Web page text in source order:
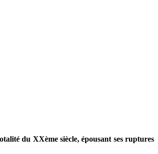
du XXème siècle, épousant ses ruptures